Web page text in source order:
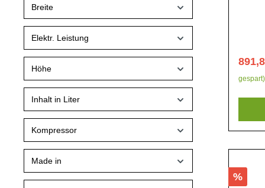
Breite
Elektr. Leistung
Höhe
Inhalt in Liter
Kompressor
Made in
LED-
bis
gespart)
%